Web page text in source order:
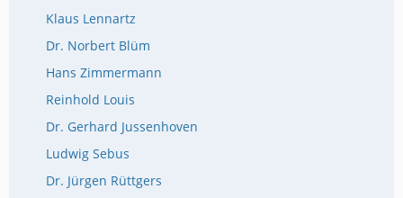
Klaus Lennartz
Dr. Norbert Blüm
Hans Zimmermann
Reinhold Louis
Dr. Gerhard Jussenhoven
Ludwig Sebus
Dr. Jürgen Rüttgers